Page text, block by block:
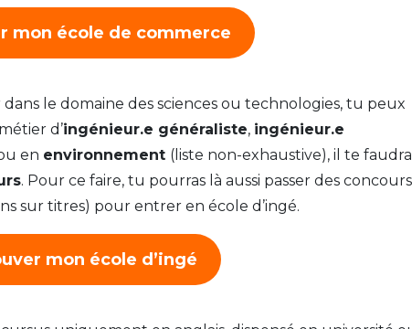
mon école de commerce
le domaine des sciences ou technologies, tu peux
d’ingénieur.e généraliste, ingénieur.e
en environnement (liste non-exhaustive), il te faudra
. Pour ce faire, tu pourras là aussi passer des concours
sur titres) pour entrer en école d’ingé.
mon école d’ingé